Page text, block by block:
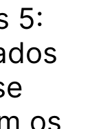
5:
os